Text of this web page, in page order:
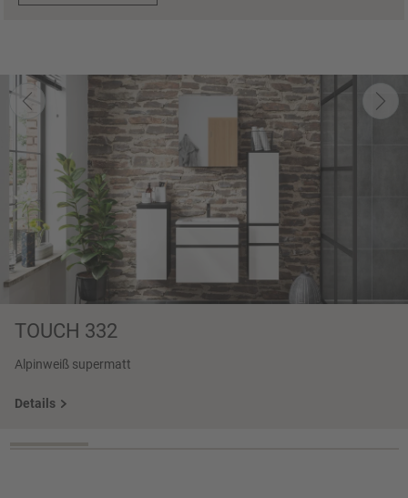
TOUCH 332
Alpinweiß supermatt
Details